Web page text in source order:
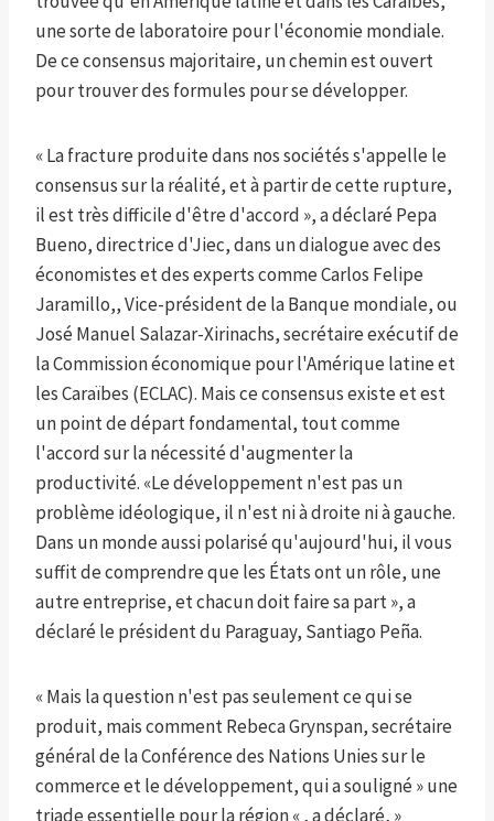
une sorte de laboratoire pour l'économie mondiale.
De ce consensus majoritaire, un chemin est ouvert
pour trouver des formules pour se développer.
« La fracture produite dans nos sociétés s'appelle le
consensus sur la réalité, et à partir de cette rupture,
il est très difficile d'être d'accord », a déclaré Pepa
Bueno, directrice d'Jiec, dans un dialogue avec des
économistes et des experts comme Carlos Felipe
Jaramillo,, Vice-président de la Banque mondiale, ou
José Manuel Salazar-Xirinachs, secrétaire exécutif de
la Commission économique pour l'Amérique latine et
les Caraïbes (ECLAC). Mais ce consensus existe et est
un point de départ fondamental, tout comme
l'accord sur la nécessité d'augmenter la
productivité. «Le développement n'est pas un
problème idéologique, il n'est ni à droite ni à gauche.
Dans un monde aussi polarisé qu'aujourd'hui, il vous
suffit de comprendre que les États ont un rôle, une
autre entreprise, et chacun doit faire sa part », a
déclaré le président du Paraguay, Santiago Peña.
« Mais la question n'est pas seulement ce qui se
produit, mais comment Rebeca Grynspan, secrétaire
général de la Conférence des Nations Unies sur le
commerce et le développement, qui a souligné » une
triade essentielle pour la région « , a déclaré, »